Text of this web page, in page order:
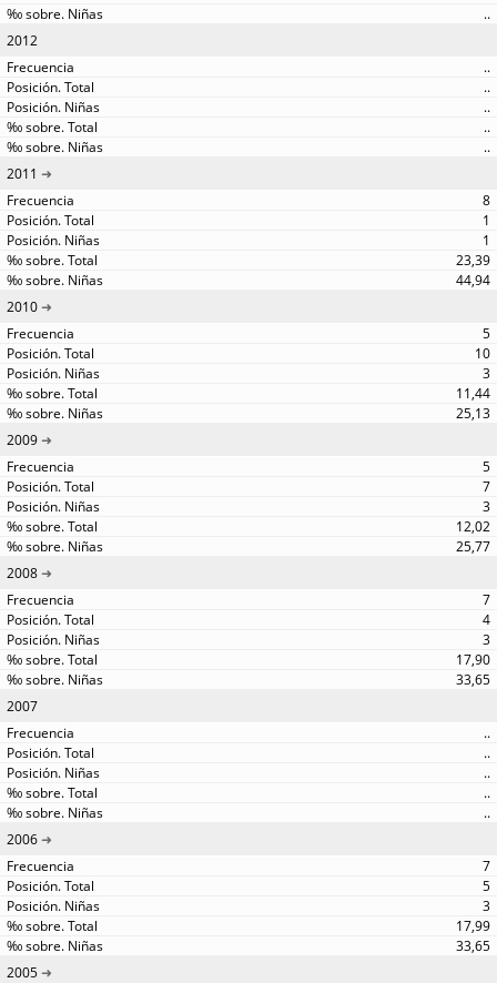
..
2012
..
..
..
..
..
2011
8
1
1
23,39
44,94
2010
5
10
3
11,44
25,13
2009
5
7
3
12,02
25,77
2008
7
4
3
17,90
33,65
2007
..
..
..
..
..
2006
7
5
3
17,99
33,65
2005